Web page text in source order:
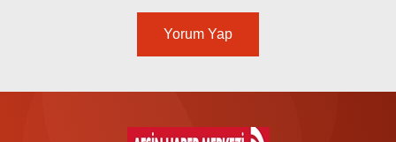
Yorum Yap